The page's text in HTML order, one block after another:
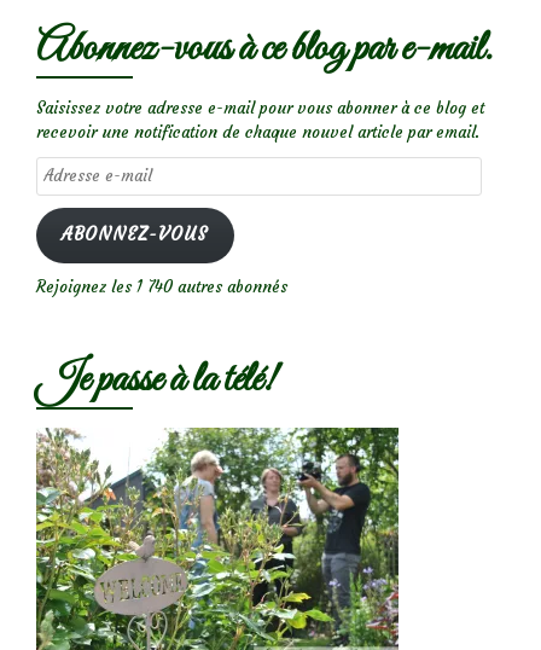
Abonnez-vous à ce blog par e-mail.
Saisissez votre adresse e-mail pour vous abonner à ce blog et
recevoir une notification de chaque nouvel article par email.
Adresse
e-
mail
ABONNEZ-VOUS
Rejoignez les 1 740 autres abonnés
Je passe à la télé!